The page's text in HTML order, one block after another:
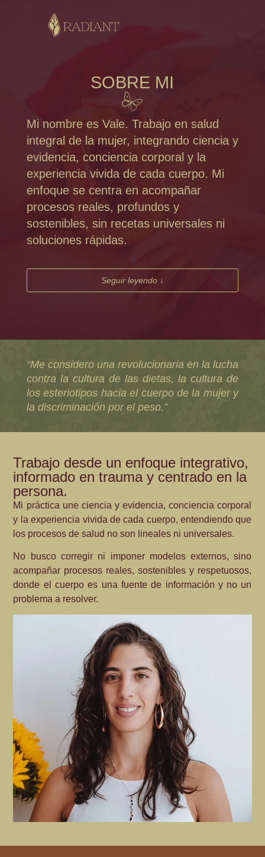
SOBRE MI
Mi nombre es Vale. Trabajo en salud
integral de la mujer, integrando ciencia y
evidencia, conciencia corporal y la
experiencia vivida de cada cuerpo. Mi
enfoque se centra en acompañar
procesos reales, profundos y
sostenibles, sin recetas universales ni
soluciones rápidas.
Seguir leyendo ↓
“Me considero una revolucionaria en la lucha
contra la cultura de las dietas, la cultura de
los esteriotipos hacia el cuerpo de la mujer y
la discriminación por el peso.”
Trabajo desde un enfoque integrativo,
informado en trauma y centrado en la
persona.
Mi práctica une ciencia y evidencia, conciencia corporal
y la experiencia vivida de cada cuerpo, entendiendo que
los procesos de salud no son lineales ni universales.
No busco corregir ni imponer modelos externos, sino
acompañar procesos reales, sostenibles y respetuosos,
donde el cuerpo es una fuente de información y no un
problema a resolver.